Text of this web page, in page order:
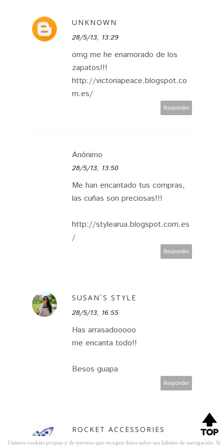
UNKNOWN
28/5/13, 13:29
omg me he enamorado de los
zapatos!!!
http://victoriapeace.blogspot.co
m.es/
Responder
Anónimo
28/5/13, 13:50
Me han encantado tus compras,
las cuñas son preciosas!!!
http://stylearua.blogspot.com.es
/
Responder
SUSAN´S STYLE
28/5/13, 16:55
Has arrasadooooo
me encanta todo!!
Besos guapa
Responder
ROCKET ACCESSORIES
Usamos cookies propias y de terceros que recogen datos sobre sus hábitos de navegación. Si